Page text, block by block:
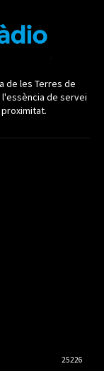
de les Terres de
l'essència de servei
25226